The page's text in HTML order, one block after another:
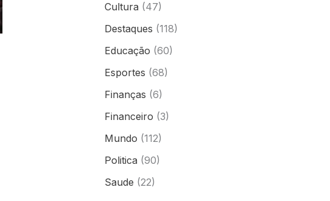
Cultura (47)
Destaques (118)
Educação (60)
Esportes (68)
Finanças (6)
Financeiro (3)
Mundo (112)
Politica (90)
Saude (22)